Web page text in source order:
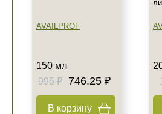
AVAILPROF
150 мл
995 ₽
746.25 ₽
В корзину